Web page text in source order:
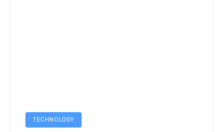
TECHNOLOGY